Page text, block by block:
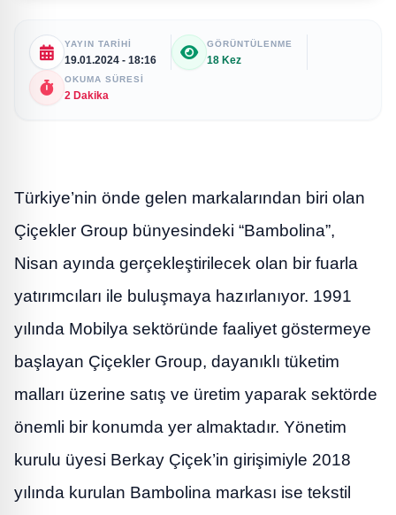
YAYIN TARIHI
19.01.2024 - 18:16
GÖRÜNTÜLENME
18 Kez
OKUMA SÜRESI
2 Dakika
Türkiye’nin önde gelen markalarından biri olan
Çiçekler Group bünyesindeki “Bambolina”,
Nisan ayında gerçekleştirilecek olan bir fuarla
yatırımcıları ile buluşmaya hazırlanıyor. 1991
yılında Mobilya sektöründe faaliyet göstermeye
başlayan Çiçekler Group, dayanıklı tüketim
malları üzerine satış ve üretim yaparak sektörde
önemli bir konumda yer almaktadır. Yönetim
kurulu üyesi Berkay Çiçek’in girişimiyle 2018
yılında kurulan Bambolina markası ise tekstil